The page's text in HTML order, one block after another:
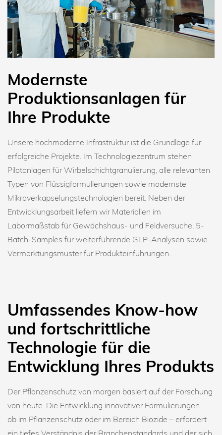
Modernste
Produktionsanlagen für
Ihre Produkte
Unsere hochmoderne Infrastruktur ist die Grundlage für
erfolgreiche Projekte. Im Technologiezentrum stehen
Pilotanlagen für Wirbelschichtgranulierung, alle relevanten
Typen von Flüssigformulierungen sowie modernste
Mikroverkapselungstechnologien bereit. Neben der
Entwicklungsarbeit liefern wir Materialien im
Labormaßstab für Gewächshaus- und Feldversuche, 5-
Batch-Samples für weiterführende GLP-Analysen sowie
Vermarktungsmuster für Produkteinführungen.
Umfassendes Know-how
und fortschrittliche
Technologie für die
Entwicklung Ihres Produkts
Der Pflanzenschutz von morgen basiert auf der Forschung
von heute. Die Entwicklung innovativer Formulierungen –
ob im Pflanzenschutz oder im Bereich Biozide – erfordert
ein tiefes Verständnis der Branchenstandards und der sich